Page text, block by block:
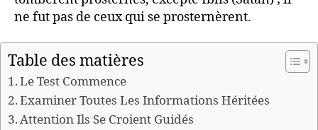
ne fut pas de ceux qui se prosternèrent.
Table des matières
Le Test Commence
Examiner Toutes Les Informations Héritées
Attention Ils Se Croient Guidés